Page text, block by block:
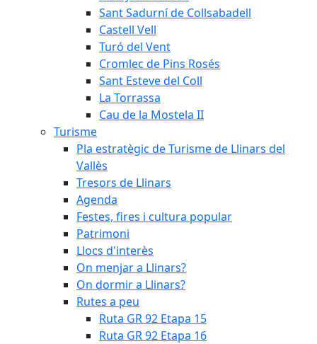
Sant Sadurní de Collsabadell
Castell Vell
Turó del Vent
Cromlec de Pins Rosés
Sant Esteve del Coll
La Torrassa
Cau de la Mostela II
Turisme
Pla estratègic de Turisme de Llinars del
Vallès
Tresors de Llinars
Agenda
Festes, fires i cultura popular
Patrimoni
Llocs d'interès
On menjar a Llinars?
On dormir a Llinars?
Rutes a peu
Ruta GR 92 Etapa 15
Ruta GR 92 Etapa 16